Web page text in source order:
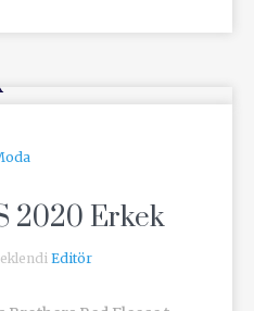
2020 Erkek
eklendi Editör